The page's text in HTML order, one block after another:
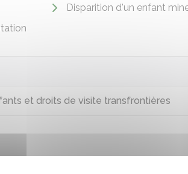
Disparition d'un enfant
et droits de visite transfrontières